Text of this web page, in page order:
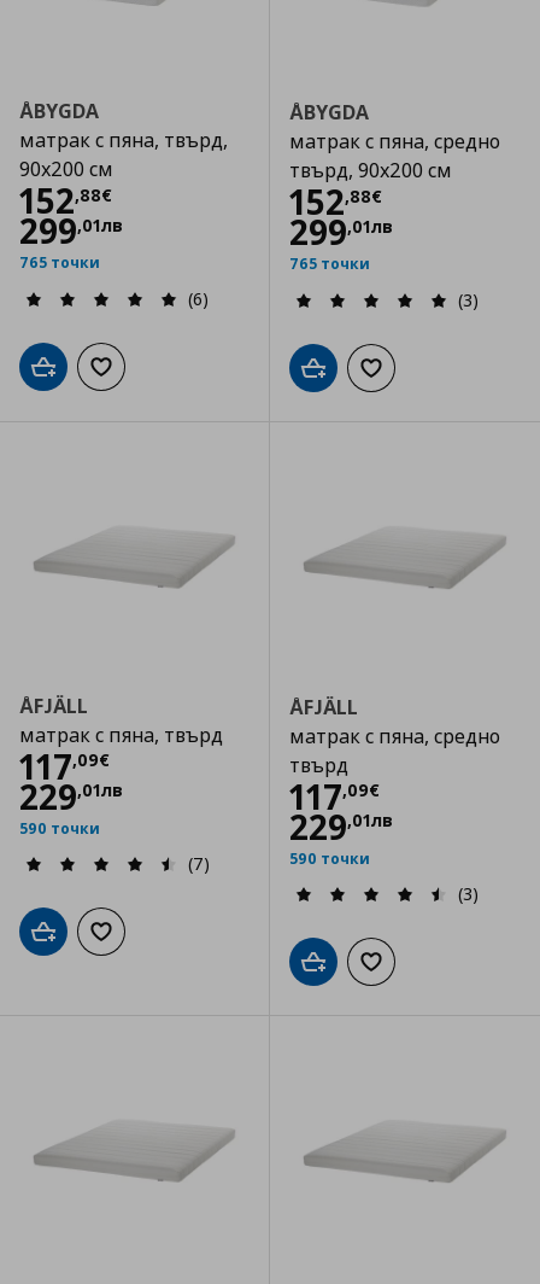
ÅBYGDA
матрак с пяна, твърд,
90x200 см
152,88€
Цена
299,01лв
765 точки
(6)
Добави в кошницата
Добави към списъка с любими
ÅBYGDA
матрак с пяна, средно
твърд, 90x200 см
152,88€
Цена
299,01лв
765 точки
(3)
Добави в кошницата
Добави към
ÅFJÄLL
матрак с пяна, твърд
117,09€
Цена
229,01лв
590 точки
(7)
Добави в кошницата
Добави към списъка с любими
ÅFJÄLL
матрак с пяна, средно
твърд
117,09€
Цена
229,01лв
590 точки
(3)
Добави в кошницата
Добави към